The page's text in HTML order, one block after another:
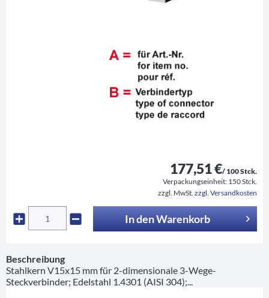
177,51 €/ 100 Stck.
Verpackungseinheit: 150 Stck.
zzgl. MwSt. zzgl. Versandkosten
In denWarenkorb
Beschreibung
Stahlkern V15x15 mm für 2-dimensionale 3-Wege-
Steckverbinder; Edelstahl 1.4301 (AISI 304);...